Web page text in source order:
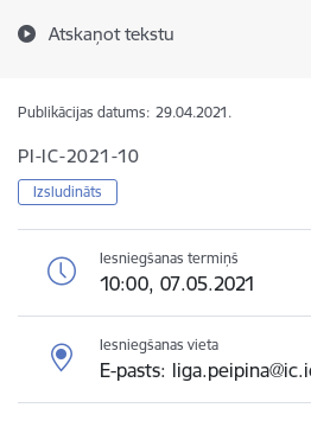
Atskaņot tekstu
Publikācijas datums: 29.04.2021.
PI-IC-2021-10
Izsludināts
Iesniegšanas termiņš
10:00, 07.05.2021
Iesniegšanas vieta
E-pasts: